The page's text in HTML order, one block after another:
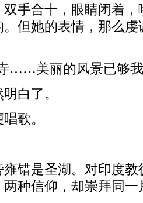
手合十，眼睛闭着
但她的表情，那么
……美丽的风景已够
白了。
歌。
错是圣湖。对印度
种信仰，却崇拜同一